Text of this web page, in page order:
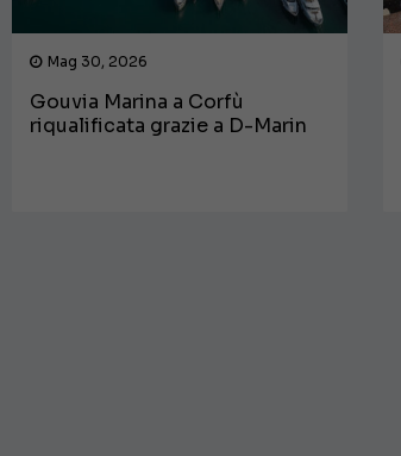
Mag 30, 2026
Gouvia Marina a Corfù
riqualificata grazie a D-Marin